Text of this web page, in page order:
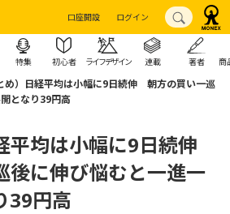
口座開設 ログイン
特集 初心者 ライフデザイン 連載 著者 商
め）日経平均は小幅に9日続伸 朝方の買い一巡
となり39円高
平均は小幅に9日続伸
後に伸び悩むと一進一
39円高